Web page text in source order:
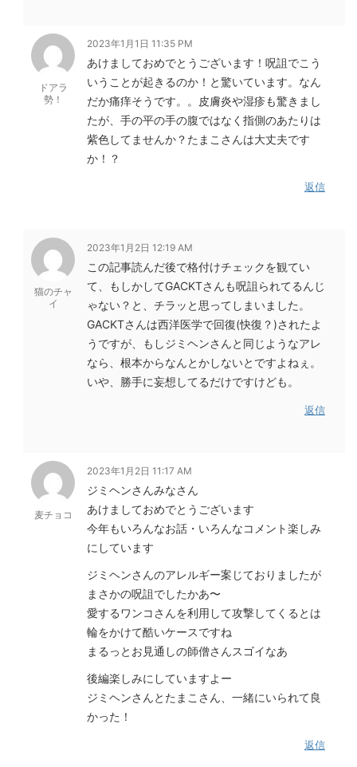
ドアラ
勢！
2023年1月1日 11:35 PM
あけましておめでとうございます！呪詛でこう
いうことが起きるのか！と驚いています。なん
だか痛痒そうです。。皮膚炎や湿疹も驚きまし
たが、手の平の手の腹ではなく指側のあたりは
紫色してませんか？たまこさんは大丈夫です
か！？
返信
猫のチャ
イ
2023年1月2日 12:19 AM
この記事読んだ後で格付けチェックを観てい
て、もしかしてGACKTさんも呪詛られてるんじ
ゃない？と、チラッと思ってしまいました。
GACKTさんは西洋医学で回復(快復？)されたよ
うですが、もしジミヘンさんと同じようなアレ
なら、根本からなんとかしないとですよねぇ。
いや、勝手に妄想してるだけですけども。
返信
麦チョコ
2023年1月2日 11:17 AM
ジミヘンさんみなさん
あけましておめでとうございます
今年もいろんなお話・いろんなコメント楽しみ
にしています
ジミヘンさんのアレルギー案じておりましたが
まさかの呪詛でしたかあ〜
愛するワンコさんを利用して攻撃してくるとは
輪をかけて酷いケースですね
まるっとお見通しの師僧さんスゴイなあ
後編楽しみにしていますよー
ジミヘンさんとたまこさん、一緒にいられて良
かった！
返信